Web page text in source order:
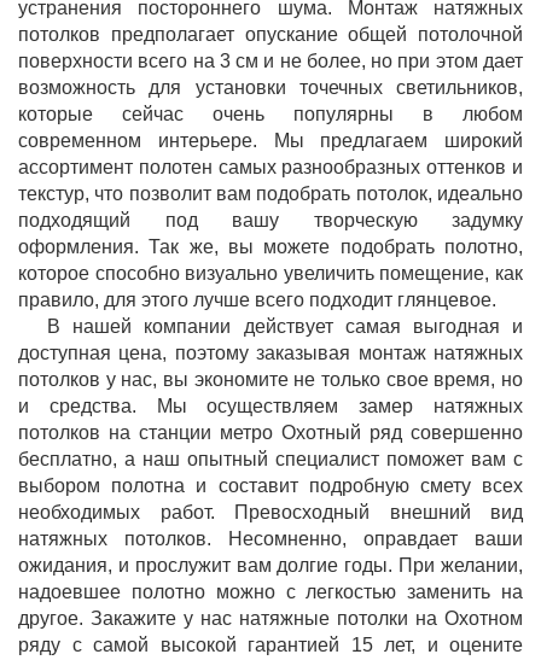
устранения постороннего шума. Монтаж натяжных
потолков предполагает опускание общей потолочной
поверхности всего на 3 см и не более, но при этом дает
возможность для установки точечных светильников,
которые сейчас очень популярны в любом
современном интерьере. Мы предлагаем широкий
ассортимент полотен самых разнообразных оттенков и
текстур, что позволит вам подобрать потолок, идеально
подходящий под вашу творческую задумку
оформления. Так же, вы можете подобрать полотно,
которое способно визуально увеличить помещение, как
правило, для этого лучше всего подходит глянцевое.
В нашей компании действует самая выгодная и
доступная цена, поэтому заказывая монтаж натяжных
потолков у нас, вы экономите не только свое время, но
и средства. Мы осуществляем замер натяжных
потолков на станции метро Охотный ряд совершенно
бесплатно, а наш опытный специалист поможет вам с
выбором полотна и составит подробную смету всех
необходимых работ. Превосходный внешний вид
натяжных потолков. Несомненно, оправдает ваши
ожидания, и прослужит вам долгие годы. При желании,
надоевшее полотно можно с легкостью заменить на
другое. Закажите у нас натяжные потолки на Охотном
ряду с самой высокой гарантией 15 лет, и оцените